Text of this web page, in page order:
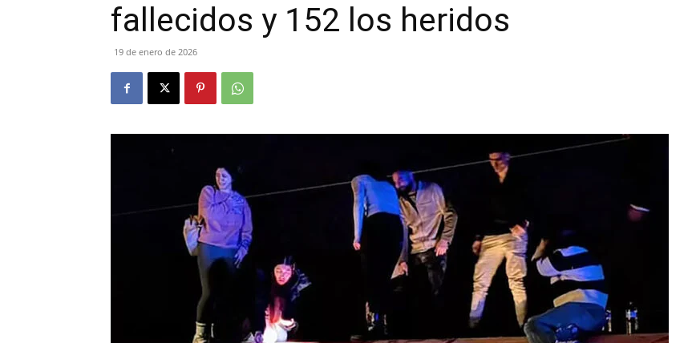
fallecidos y 152 los heridos
19 de enero de 2026